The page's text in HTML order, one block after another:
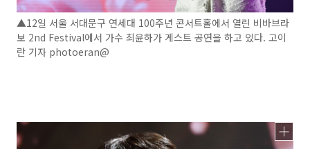
▲12일 서울 서대문구 연세대 100주년 콘서트홀에서 열린 비바브라
보 2nd Festival에서 가수 최윤하가 게스트 공연을 하고 있다. 고이
란 기자 photoeran@